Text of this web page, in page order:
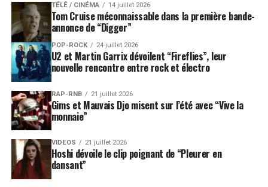
TÉLÉ / CINÉMA 14 juillet 2026
Tom Cruise méconnaissable dans la première bande-
annonce de “Digger”
POP-ROCK 24 juillet 2026
U2 et Martin Garrix dévoilent “Fireflies”, leur
nouvelle rencontre entre rock et électro
RAP-RNB 21 juillet 2026
Gims et Mauvais Djo misent sur l’été avec “Vive la
monnaie”
VIDEOS 21 juillet 2026
Hoshi dévoile le clip poignant de “Pleurer en
dansant”